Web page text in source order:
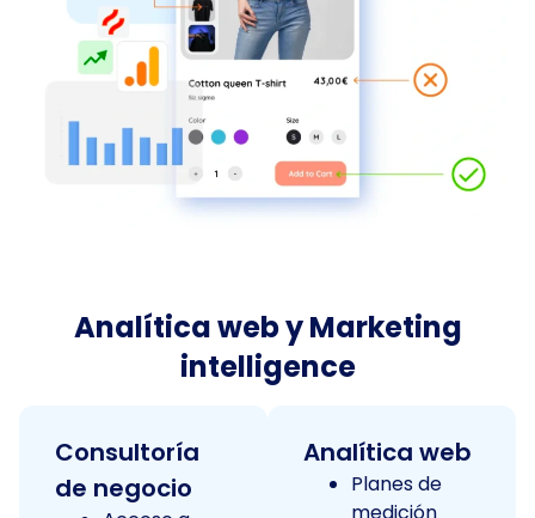
Analítica web y Marketing
intelligence
Consultoría
de negocio
Analítica web​
Planes de